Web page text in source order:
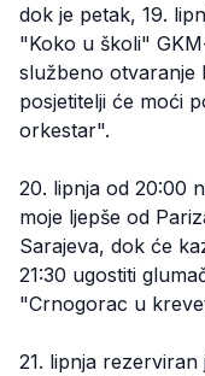
dok je petak, 19.
"Koko u školi"
službeno otvaranje
posjetitelji će moći
orkestar".
20. lipnja od 20:00
moje ljepše od
Sarajeva, dok će
21:30 ugostiti
"Crnogorac u
21. lipnja